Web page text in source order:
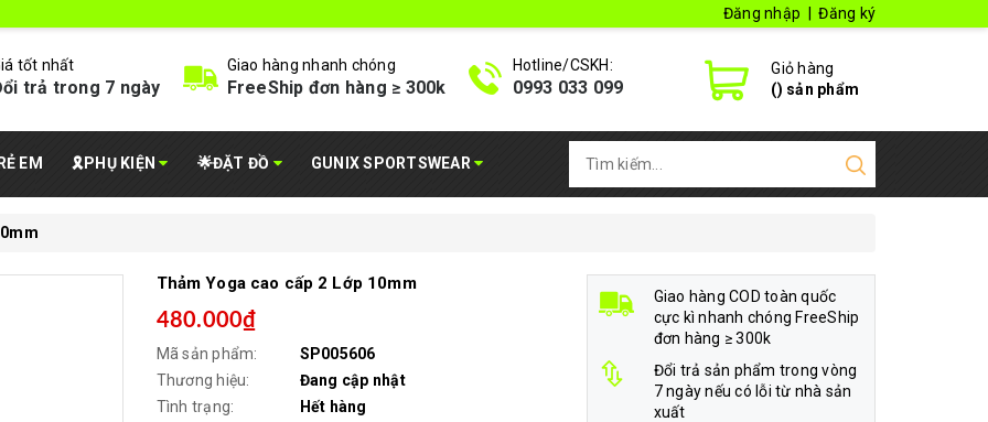
Đăng nhập Đăng ký
tốt nhất
trả trong 7 ngày
Giao hàng nhanh chóng
FreeShip đơn hàng ≥ 300k
Hotline/CSKH:
0993 033 099
Giỏ hàng
() sản phẩm
EM 🎗️PHỤ KIỆN 🌟ĐẶT ĐỒ GUNIX SPORTSWEAR
Thảm Yoga cao cấp 2 Lớp 10mm
480.000₫
Mã sản phẩm:
SP005606
Thương hiệu:
Đang cập nhật
Tình trạng:
Hết hàng
Giao hàng COD toàn quốc
cực kì nhanh chóng FreeShip
đơn hàng ≥ 300k
Đổi trả sản phẩm trong vòng
7 ngày nếu có lỗi từ nhà sản
xuất